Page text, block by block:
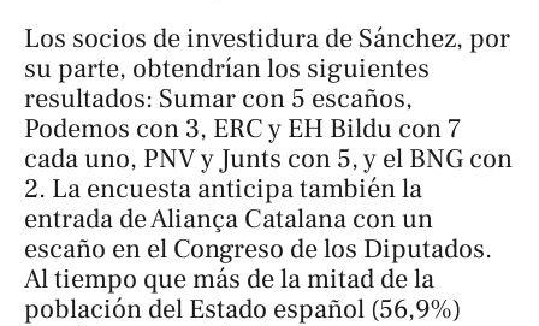
Los socios de investidura de Sánchez, por
su parte, obtendrían los siguientes
resultados: Sumar con 5 escaños,
Podemos con 3, ERC y EH Bildu con 7
cada uno, PNV y Junts con 5, y el BNG con
2. La encuesta anticipa también la
entrada de Aliança Catalana con un
escaño en el Congreso de los Diputados.
Al tiempo que más de la mitad de la
población del Estado español (56,9%)